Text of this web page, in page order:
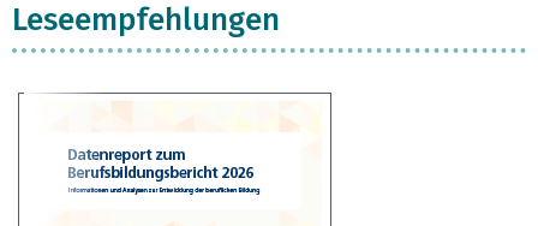
Leseempfehlungen